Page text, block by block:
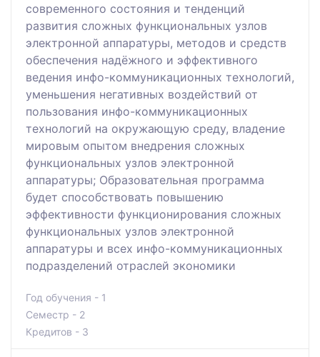
современного состояния и тенденций
развития сложных функциональных узлов
электронной аппаратуры, методов и средств
обеспечения надёжного и эффективного
ведения инфо-коммуникационных технологий,
уменьшения негативных воздействий от
пользования инфо-коммуникационных
технологий на окружающую среду, владение
мировым опытом внедрения сложных
функциональных узлов электронной
аппаратуры; Образовательная программа
будет способствовать повышению
эффективности функционирования сложных
функциональных узлов электронной
аппаратуры и всех инфо-коммуникационных
подразделений отраслей экономики
Год обучения - 1
Семестр - 2
Кредитов - 3